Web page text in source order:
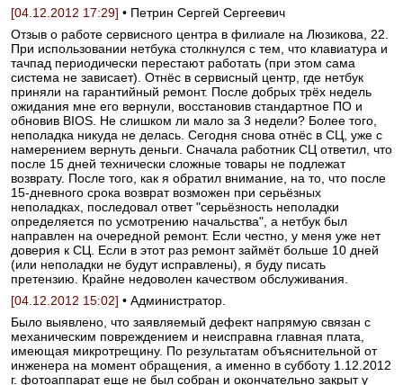
[04.12.2012 17:29] • Петрин Сергей Сергеевич
Отзыв о работе сервисного центра в филиале на Люзикова, 22.
При использовании нетбука столкнулся с тем, что клавиатура и
тачпад периодически перестают работать (при этом сама
система не зависает). Отнёс в сервисный центр, где нетбук
приняли на гарантийный ремонт. После добрых трёх недель
ожидания мне его вернули, восстановив стандартное ПО и
обновив BIOS. Не слишком ли мало за 3 недели? Более того,
неполадка никуда не делась. Сегодня снова отнёс в СЦ, уже с
намерением вернуть деньги. Сначала работник СЦ ответил, что
после 15 дней технически сложные товары не подлежат
возврату. После того, как я обратил внимание, на то, что после
15-дневного срока возврат возможен при серьёзных
неполадках, последовал ответ "серьёзность неполадки
определяется по усмотрению начальства", а нетбук был
направлен на очередной ремонт. Если честно, у меня уже нет
доверия к СЦ. Если в этот раз ремонт займёт больше 10 дней
(или неполадки не будут исправлены), я буду писать
претензию. Крайне недоволен качеством обслуживания.
[04.12.2012 15:02] • Администратор.
Было выявлено, что заявляемый дефект напрямую связан с
механическим повреждением и неисправна главная плата,
имеющая микротрещину. По результатам объяснительной от
инженера на момент обращения, а именно в субботу 1.12.2012
г. фотоаппарат еще не был собран и окончательно закрыт у